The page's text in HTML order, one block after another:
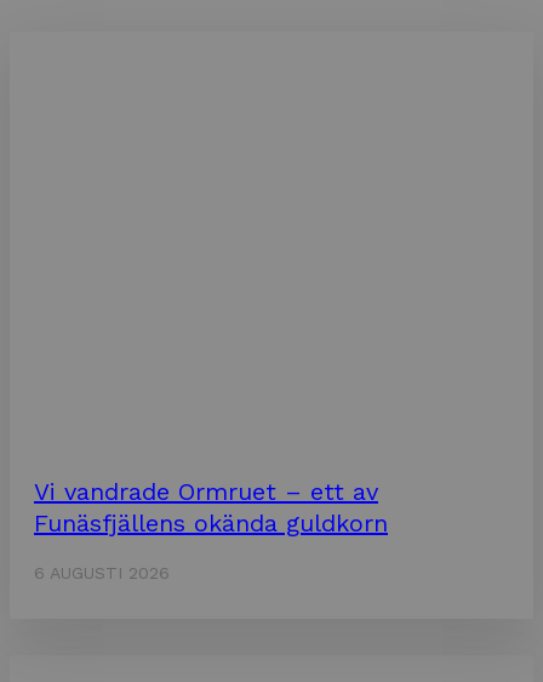
Vi vandrade Ormruet – ett av
Funäsfjällens okända guldkorn
6 AUGUSTI 2026